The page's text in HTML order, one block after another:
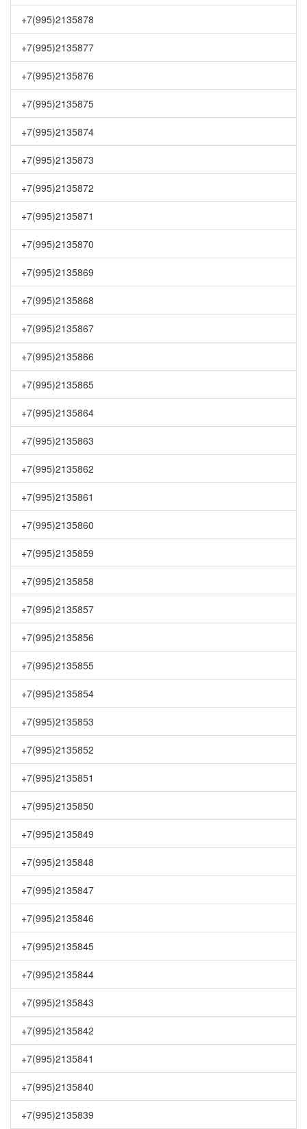
+7(995)2135878
+7(995)2135877
+7(995)2135876
+7(995)2135875
+7(995)2135874
+7(995)2135873
+7(995)2135872
+7(995)2135871
+7(995)2135870
+7(995)2135869
+7(995)2135868
+7(995)2135867
+7(995)2135866
+7(995)2135865
+7(995)2135864
+7(995)2135863
+7(995)2135862
+7(995)2135861
+7(995)2135860
+7(995)2135859
+7(995)2135858
+7(995)2135857
+7(995)2135856
+7(995)2135855
+7(995)2135854
+7(995)2135853
+7(995)2135852
+7(995)2135851
+7(995)2135850
+7(995)2135849
+7(995)2135848
+7(995)2135847
+7(995)2135846
+7(995)2135845
+7(995)2135844
+7(995)2135843
+7(995)2135842
+7(995)2135841
+7(995)2135840
+7(995)2135839